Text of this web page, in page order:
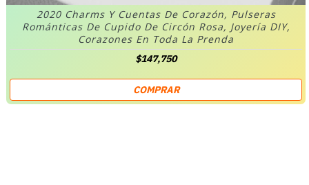
2020 Charms Y Cuentas De Corazón, Pulseras
Románticas De Cupido De Circón Rosa, Joyería DIY,
Corazones En Toda La Prenda
$147,750
COMPRAR